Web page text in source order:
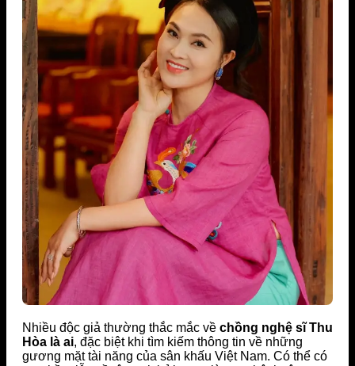
Nhiều độc giả thường thắc mắc về chồng nghệ sĩ Thu
Hòa là ai, đặc biệt khi tìm kiếm thông tin về những
gương mặt tài năng của sân khấu Việt Nam. Có thể có